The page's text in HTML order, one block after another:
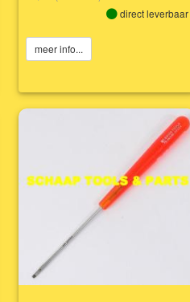
direct leverbaar
meer info...